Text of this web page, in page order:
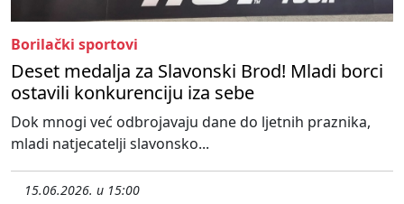
Borilački sportovi
Deset medalja za Slavonski Brod! Mladi borci
ostavili konkurenciju iza sebe
Dok mnogi već odbrojavaju dane do ljetnih praznika,
mladi natjecatelji slavonsko...
15.06.2026. u 15:00